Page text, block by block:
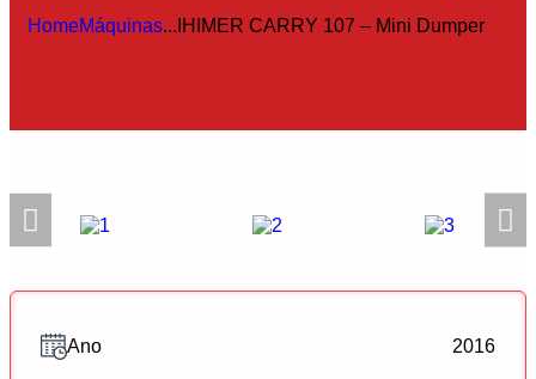
HomeMáquinas... IHIMER CARRY 107 – Mini Dumper
Ano 2016